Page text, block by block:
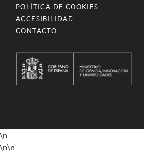
POLÍTICA DE COOKIES
ACCESIBILIDAD
CONTACTO
\n
\n\n